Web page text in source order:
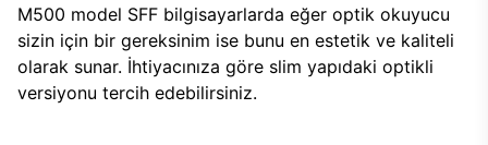
M500 model SFF bilgisayarlarda eğer optik okuyucu
sizin için bir gereksinim ise bunu en estetik ve kaliteli
olarak sunar. İhtiyacınıza göre slim yapıdaki optikli
versiyonu tercih edebilirsiniz.